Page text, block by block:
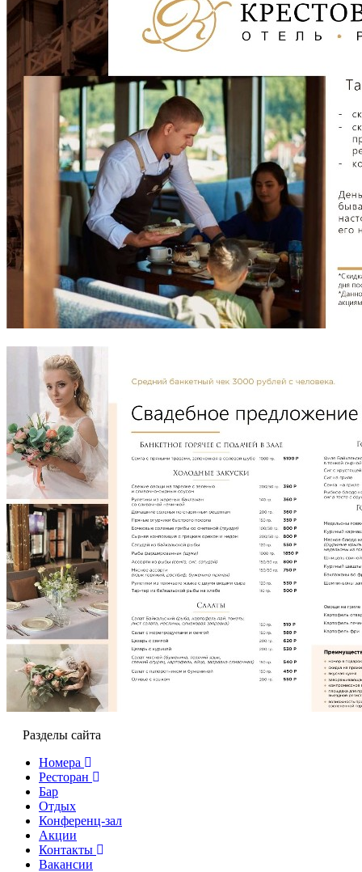
Разделы сайта
Номера
Ресторан
Бар
Отдых
Конференц-зал
Акции
Контакты
Вакансии